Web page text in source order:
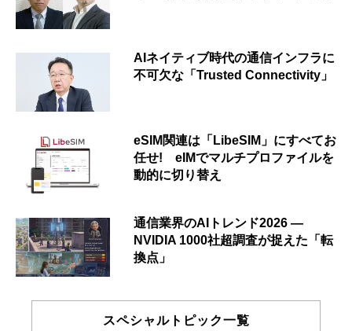
AIネイティブ時代の通信インフラに
不可欠な「Trusted Connectivity」
eSIM関連は「LibeSIM」にすべてお
任せ! eIMでマルチプロファイルを
動的に切り替え
通信業界のAIトレンド2026 ―
NVIDIA 1000社超調査が捉えた「転
換点」
スペシャルトピック一覧